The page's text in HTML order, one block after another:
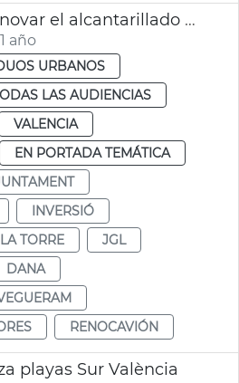
JGL aprueba renovar el alcantarillado de La Torre
año
URBANOS
LAS AUDIENCIAS
VALENCIA
EN PORTADA TEMÁTICA
INVERSIÓ
LA TORRE
JGL
DANA
RENOCAVIÓN
playas Sur València